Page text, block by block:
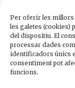
Per oferir les millors
les galetes (cookies)
del dispositiu. El
processar dades
identificadors únics
consentiment pot
funcions.